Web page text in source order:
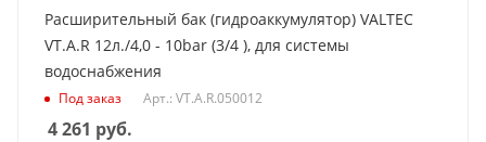
Расширительный бак (гидроаккумулятор) VALTEC
VT.A.R 12л./4,0 - 10bar (3/4 ), для системы
водоснабжения
Под заказ Арт.: VT.A.R.050012
4 261 руб.